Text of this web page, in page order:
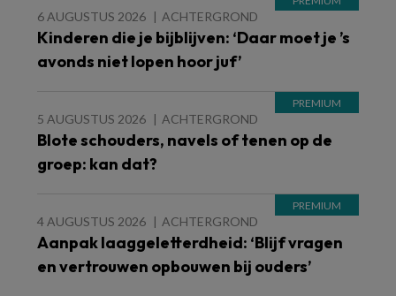
6 AUGUSTUS 2026 ACHTERGROND
Kinderen die je bijblijven: ‘Daar moet je ’s
avonds niet lopen hoor juf’
5 AUGUSTUS 2026 ACHTERGROND
Blote schouders, navels of tenen op de
groep: kan dat?
4 AUGUSTUS 2026 ACHTERGROND
Aanpak laaggeletterdheid: ‘Blijf vragen
en vertrouwen opbouwen bij ouders’